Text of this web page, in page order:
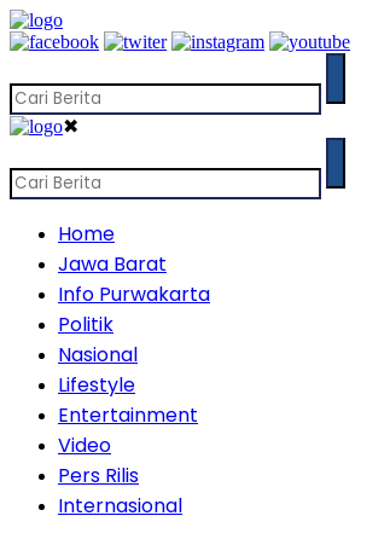
✖
Home
Jawa Barat
Info Purwakarta
Politik
Nasional
Lifestyle
Entertainment
Video
Pers Rilis
Internasional